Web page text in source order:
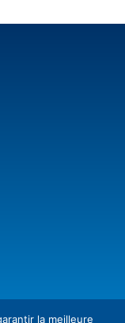
la meilleure